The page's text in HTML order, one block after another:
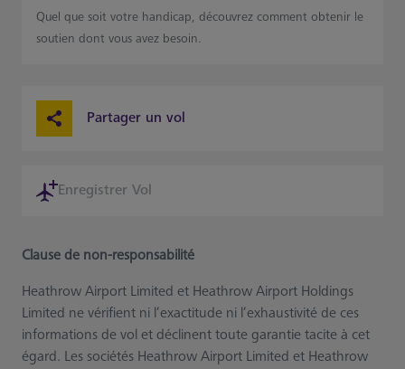
Quel que soit votre handicap, découvrez comment obtenir le
soutien dont vous avez besoin.
Partager un vol
Enregistrer Vol
Clause de non-responsabilité
Heathrow Airport Limited et Heathrow Airport Holdings
Limited ne vérifient ni l’exactitude ni l’exhaustivité de ces
informations de vol et déclinent toute garantie tacite à cet
égard. Les sociétés Heathrow Airport Limited et Heathrow